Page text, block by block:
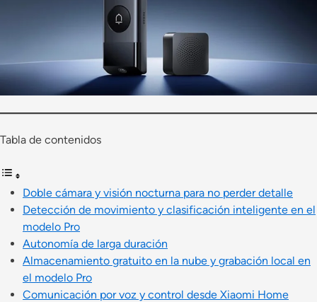
Tabla de contenidos
Doble cámara y visión nocturna para no perder detalle
Detección de movimiento y clasificación inteligente en el
modelo Pro
Autonomía de larga duración
Almacenamiento gratuito en la nube y grabación local en
el modelo Pro
Comunicación por voz y control desde Xiaomi Home